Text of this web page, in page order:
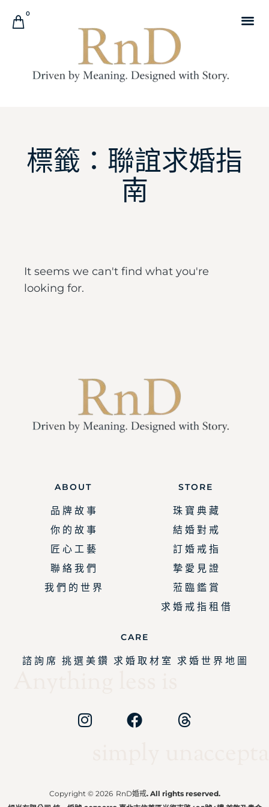
0
標籤：聯誼求婚指
南
It seems we can't find what you're
looking for.
ABOUT
品 牌 故 事
你 的 故 事
匠 心 工 藝
聯 絡 我 們
我 們 的 世 界
STORE
珠 寶 典 藏
結 婚 對 戒
訂 婚 戒 指
摯 愛 見 證
蒞 臨 鑑 賞
求 婚 戒 指 租 借
CARE
諮 詢 席 挑 選 美 鑽 求 婚 取 材 室 求 婚 世 界 地 圖
Copyright © 2026 RnD婚戒. All rights reserved.